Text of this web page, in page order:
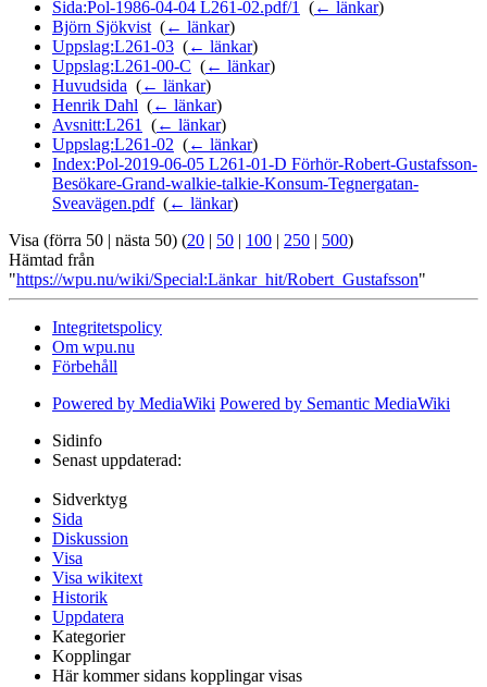
Sida:Pol-1986-04-04 L261-02.pdf/1
(← länkar)
Björn Sjökvist (← länkar)
Uppslag:L261-03 (← länkar)
Uppslag:L261-00-C (← länkar)
Huvudsida (← länkar)
Henrik Dahl (← länkar)
Avsnitt:L261
(← länkar)
Uppslag:L261-02 (← länkar)
Index:Pol-2019-06-05 L261-01-D Förhör-Robert-Gustafsson-
Besökare-Grand-walkie-talkie-Konsum-Tegnergatan-
Sveavägen.pdf‎ (← länkar)
Visa (förra 50 | nästa 50) (20 | 50 | 100 | 250 | 500)
Hämtad från
"https://wpu.nu/wiki/Special:Länkar_hit/Robert_Gustafsson"
Integritetspolicy
Om wpu.nu
Förbehåll
Powered by MediaWiki Powered by Semantic MediaWiki
Sidinfo
Senast uppdaterad:
Sidverktyg
Sida
Diskussion
Visa
Visa wikitext
Historik
Uppdatera
Kategorier
Kopplingar
Här kommer sidans kopplingar visas